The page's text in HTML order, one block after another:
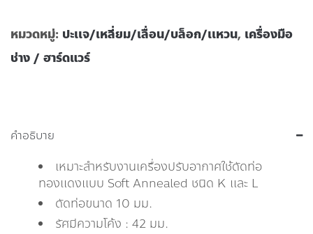
หมวดหมู่: ปะเเจ/เหลี่ยม/เลื่อน/บล็อก/เเหวน, เครื่องมือ
ช่าง / ฮาร์ดแวร์
คำอธิบาย
เหมาะสำหรับงานเครื่องปรับอากาศใช้ดัดท่อ
ทองแดงแบบ Soft Annealed ชนิด K และ L
ดัดท่อขนาด 10 มม.
รัศมีความโค้ง : 42 มม.